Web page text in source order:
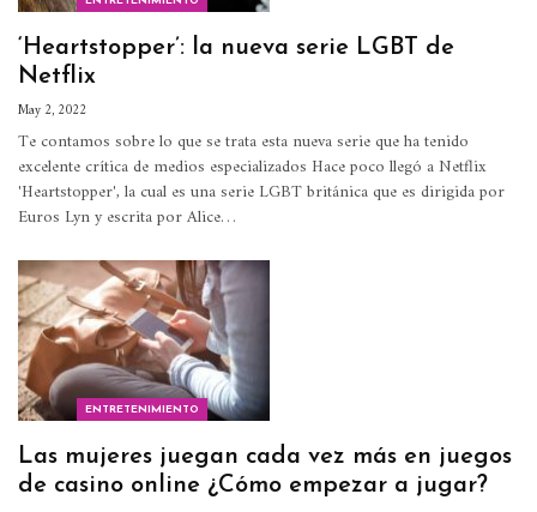
‘Heartstopper’: la nueva serie LGBT de
Netflix
May 2, 2022
Te contamos sobre lo que se trata esta nueva serie que ha tenido
excelente crítica de medios especializados Hace poco llegó a Netflix
'Heartstopper', la cual es una serie LGBT británica que es dirigida por
Euros Lyn y escrita por Alice…
ENTRETENIMIENTO
Las mujeres juegan cada vez más en juegos
de casino online ¿Cómo empezar a jugar?